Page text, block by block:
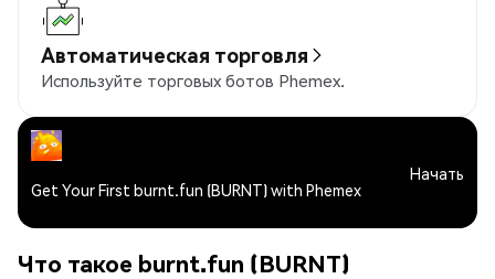
Автоматическая торговля
Используйте торговых ботов Phemex.
Get Your First burnt.fun (BURNT) with Phemex
Начать
Что такое burnt.fun (BURNT)